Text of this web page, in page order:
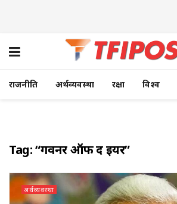
राजनीति अर्थव्यवस्था रक्षा विश्व
Tag:“गवर्नर ऑफ द ईयर”
अर्थव्यवस्था